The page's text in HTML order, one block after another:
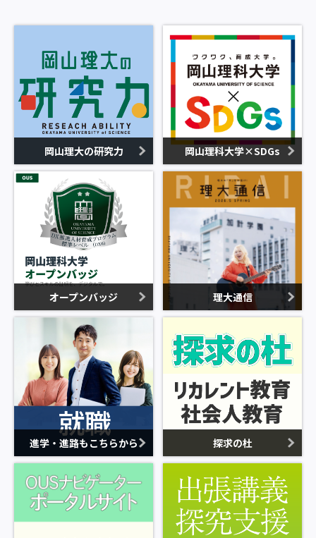
岡山理大の研究力 岡山理科大学×SDGs
オープンバッジ 理大通信
進学・進路もこちらから 探求の杜